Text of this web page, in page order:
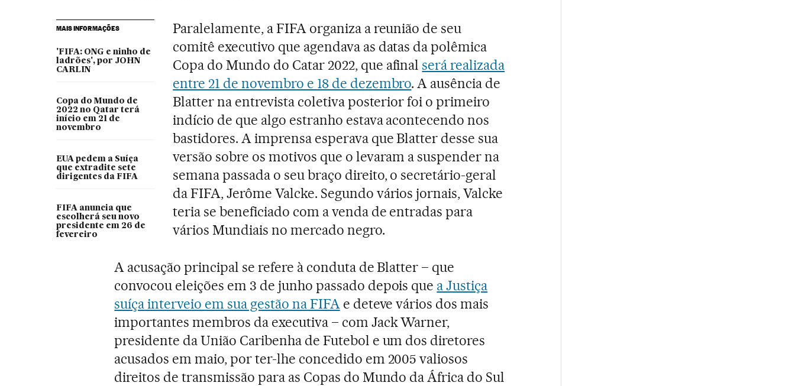
MAIS INFORMAÇÕES
'FIFA: ONG e ninho de
ladrões', por JOHN
CARLIN
Copa do Mundo de
2022 no Qatar terá
início em 21 de
novembro
EUA pedem a Suíça
que extradite sete
dirigentes da FIFA
FIFA anuncia que
escolherá seu novo
presidente em 26 de
fevereiro
Paralelamente, a FIFA organiza a reunião de seu
comitê executivo que agendava as datas da polêmica
Copa do Mundo do Catar 2022, que afinalserá realizada
entre 21 de novembro e 18 de dezembro. A ausência de
Blatter na entrevista coletiva posterior foi o primeiro
indício de que algo estranho estava acontecendo nos
bastidores. A imprensa esperava que Blatter desse sua
versão sobre os motivos que o levaram a suspender na
semana passada o seu braço direito, o secretário-geral
da FIFA, Jerôme Valcke. Segundo vários jornais, Valcke
teria se beneficiado com a venda de entradas para
vários Mundiais no mercado negro.
A acusação principal se refere à conduta de Blatter – que
convocou eleições em 3 de junho passado depois que a Justiça
suíça interveio em sua gestão na FIFAe deteve vários dos mais
importantes membros da executiva – com Jack Warner,
presidente da União Caribenha de Futebol e um dos diretores
acusados em maio, por ter-lhe concedido em 2005 valiosos
direitos de transmissão para as Copas do Mundo da África do Sul